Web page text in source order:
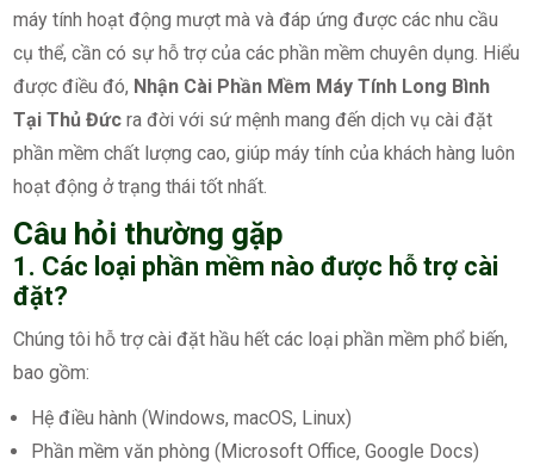
máy tính hoạt động mượt mà và đáp ứng được các nhu cầu
cụ thể, cần có sự hỗ trợ của các phần mềm chuyên dụng. Hiểu
được điều đó, Nhận Cài Phần Mềm Máy Tính Long Bình
Tại Thủ Đức ra đời với sứ mệnh mang đến dịch vụ cài đặt
phần mềm chất lượng cao, giúp máy tính của khách hàng luôn
hoạt động ở trạng thái tốt nhất.
Câu hỏi thường gặp
1. Các loại phần mềm nào được hỗ trợ cài
đặt?
Chúng tôi hỗ trợ cài đặt hầu hết các loại phần mềm phổ biến,
bao gồm:
Hệ điều hành (Windows, macOS, Linux)
Phần mềm văn phòng (Microsoft Office, Google Docs)